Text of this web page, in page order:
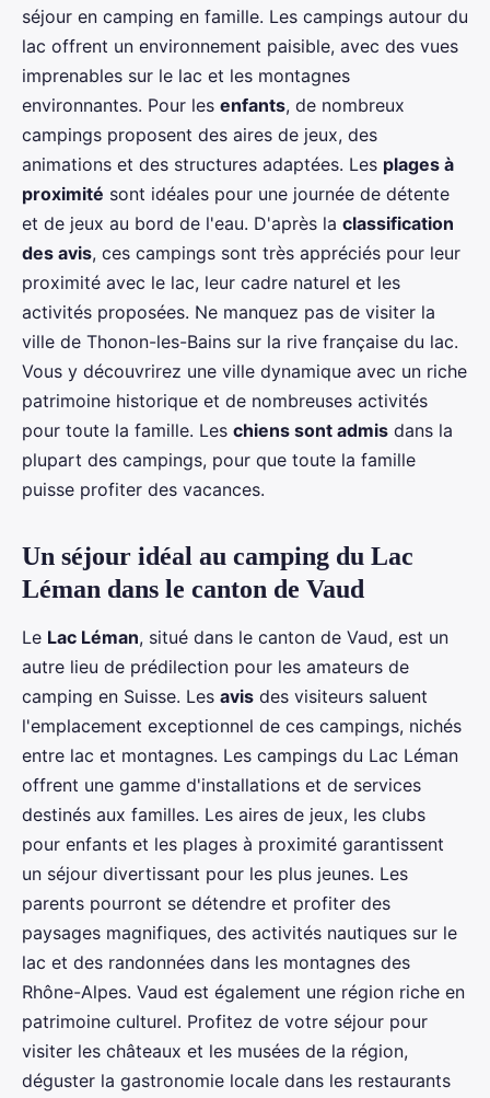
séjour en camping en famille. Les campings autour du
lac offrent un environnement paisible, avec des vues
imprenables sur le lac et les montagnes
environnantes. Pour les enfants, de nombreux
campings proposent des aires de jeux, des
animations et des structures adaptées. Les plages à
proximité sont idéales pour une journée de détente
et de jeux au bord de l'eau. D'après la classification
des avis, ces campings sont très appréciés pour leur
proximité avec le lac, leur cadre naturel et les
activités proposées. Ne manquez pas de visiter la
ville de Thonon-les-Bains sur la rive française du lac.
Vous y découvrirez une ville dynamique avec un riche
patrimoine historique et de nombreuses activités
pour toute la famille. Les chiens sont admis dans la
plupart des campings, pour que toute la famille
puisse profiter des vacances.
Un séjour idéal au camping du Lac
Léman dans le canton de Vaud
Le Lac Léman, situé dans le canton de Vaud, est un
autre lieu de prédilection pour les amateurs de
camping en Suisse. Les avis des visiteurs saluent
l'emplacement exceptionnel de ces campings, nichés
entre lac et montagnes. Les campings du Lac Léman
offrent une gamme d'installations et de services
destinés aux familles. Les aires de jeux, les clubs
pour enfants et les plages à proximité garantissent
un séjour divertissant pour les plus jeunes. Les
parents pourront se détendre et profiter des
paysages magnifiques, des activités nautiques sur le
lac et des randonnées dans les montagnes des
Rhône-Alpes. Vaud est également une région riche en
patrimoine culturel. Profitez de votre séjour pour
visiter les châteaux et les musées de la région,
déguster la gastronomie locale dans les restaurants